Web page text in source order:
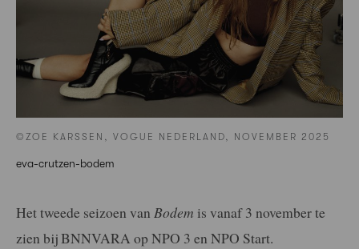
©ZOE KARSSEN, VOGUE NEDERLAND, NOVEMBER 2025
eva-crutzen-bodem
Het tweede seizoen van Bodem is vanaf 3 november te
zien bij BNNVARA op NPO 3 en NPO Start.